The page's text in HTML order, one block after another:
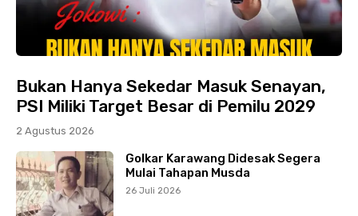
Bukan Hanya Sekedar Masuk Senayan,
PSI Miliki Target Besar di Pemilu 2029
2 Agustus 2026
Golkar Karawang Didesak Segera
Mulai Tahapan Musda
26 Juli 2026